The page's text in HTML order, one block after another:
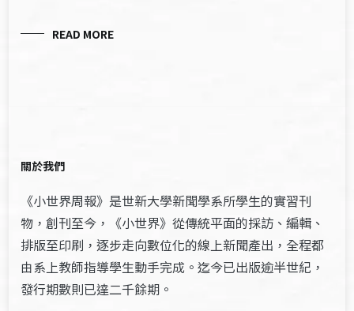
READ MORE
關於我們
《小世界周報》是世新大學新聞學系所學生的實習刊
物，創刊至今，《小世界》從傳統平面的採訪、編輯、
排版至印刷，逐步走向數位化的線上新聞產出，全程都
由系上教師指導學生動手完成。迄今已出版逾半世紀，
發行期數則已達二千餘期。